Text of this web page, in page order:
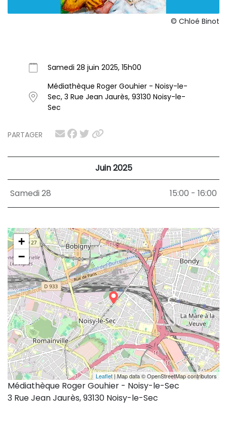
PARTAGER
Juin 2025
Samedi 28 15:00 - 16:00
+
−
Leaflet| Map data © OpenStreetMap contributors
Médiathèque Roger Gouhier - Noisy-le-Sec
3 Rue Jean Jaurès, 93130 Noisy-le-Sec
© Chloé Binot
Samedi 28 juin 2025, 15h00
Médiathèque Roger Gouhier - Noisy-le-
Sec, 3 Rue Jean Jaurès, 93130 Noisy-le-
Sec